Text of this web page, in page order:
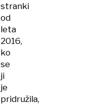
stranki
od
leta
2016,
ko
se
ji
je
pridružila,